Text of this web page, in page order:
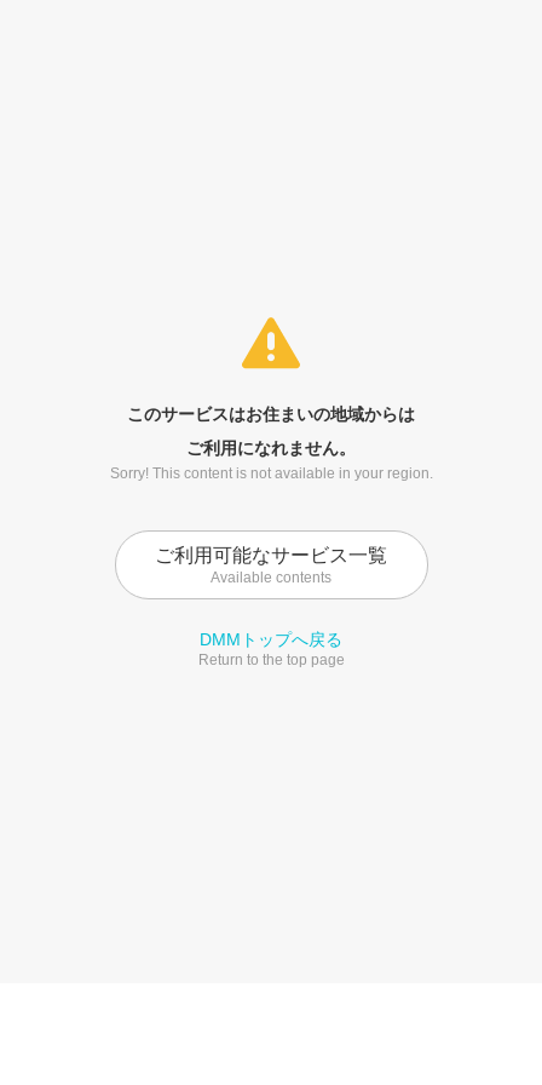
このサービスはお住まいの地域からは
ご利用になれません。
Sorry! This content is not available in your region.
ご利用可能なサービス一覧
Available contents
DMMトップへ戻る
Return to the top page